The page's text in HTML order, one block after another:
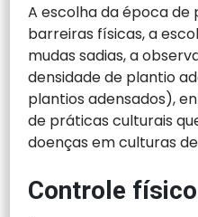
A escolha da época de
barreiras físicas, a
mudas sadias, a
densidade de plantio
plantios adensados),
de práticas culturais
doenças em culturas
Controle físico